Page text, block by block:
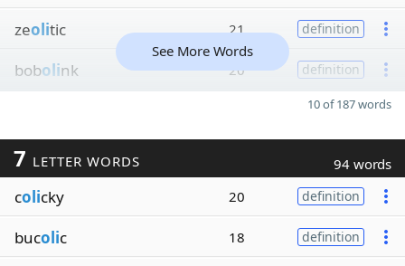
zeolitic 21 definition
bobolink 20 definition
See More Words
10 of 187 words
7 LETTER WORDS 94 words
colicky 20 definition
bucolic 18 definition